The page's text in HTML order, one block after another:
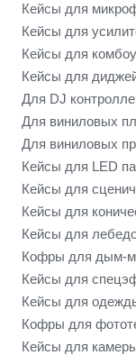
Кейсы для
Кейсы для
Кейсы для
Кейсы для
Для DJ
Для виниловых
Для виниловых
Кейсы для LED
Кейсы для
Кейсы для
Кейсы для
Кофры для дым-
Кейсы для
Кейсы для
Кофры для
Кейсы для